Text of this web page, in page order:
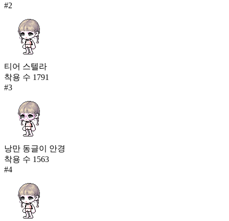
#2
티어 스텔라
착용 수 1791
#3
낭만 동글이 안경
착용 수 1563
#4